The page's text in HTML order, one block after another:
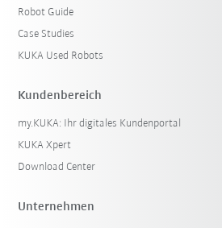
Filter zurücksetzen
Robot Guide
Case Studies
KUKA Used Robots
Kundenbereich
my.KUKA: Ihr digitales Kundenportal
KUKA Xpert
Download Center
Unternehmen